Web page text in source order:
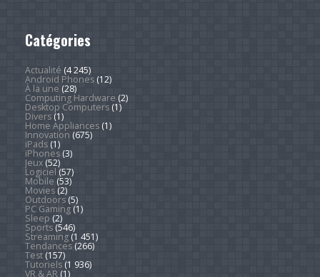
Catégories
Actualité (4 245)
Android Phones(12)
À la une (28)
Computing Hardware (2)
Desktop Computers(1)
Divers(1)
Home Appliances(1)
Innovation (675)
iPads(1)
iPhones(3)
Jeux(52)
Logiciel (57)
Mobile (53)
Movies(2)
Outdoors(5)
PC Gaming(1)
Sleep (2)
Sports(546)
Streaming(1 451)
Tendances(266)
Test(157)
Tutoriels(1 936)
VR & AR(1)